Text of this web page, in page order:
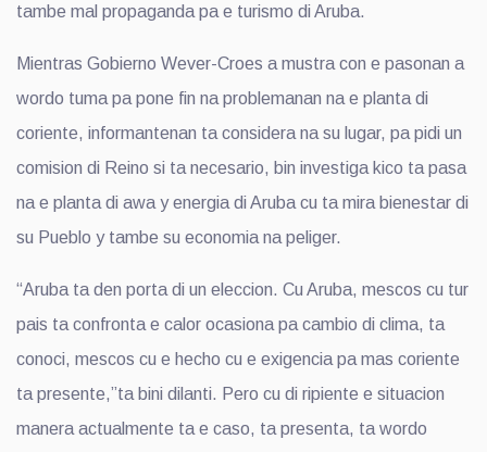
tambe mal propaganda pa e turismo di Aruba.
Mientras Gobierno Wever-Croes a mustra con e pasonan a
wordo tuma pa pone fin na problemanan na e planta di
coriente, informantenan ta considera na su lugar, pa pidi un
comision di Reino si ta necesario, bin investiga kico ta pasa
na e planta di awa y energia di Aruba cu ta mira bienestar di
su Pueblo y tambe su economia na peliger.
“Aruba ta den porta di un eleccion. Cu Aruba, mescos cu tur
pais ta confronta e calor ocasiona pa cambio di clima, ta
conoci, mescos cu e hecho cu e exigencia pa mas coriente
ta presente,”ta bini dilanti. Pero cu di ripiente e situacion
manera actualmente ta e caso, ta presenta, ta wordo